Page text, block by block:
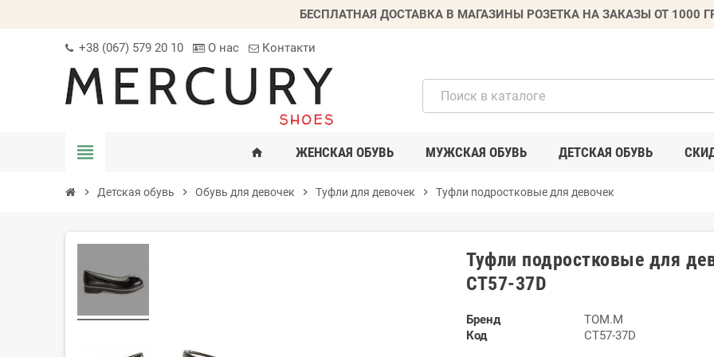
БЕСПЛАТНАЯ ДОСТАВКА В МАГАЗИНЫ РОЗЕТКА НА ЗАКАЗЫ ОТ 1000
+38 (067) 579 20 10 О нас Контакти
view_headline home ЖЕНСКАЯ ОБУВЬ МУЖСКАЯ ОБУВЬ ДЕТСКАЯ ОБУВЬ
chevron_right Детская обувь chevron_right Обувь для девочек chevron_right Туфли для девочек chevron_right Туфли подростковые для девочек
Туфли подростковые для
CT57-37D
Бренд
TOM.M
Код
CT57-37D